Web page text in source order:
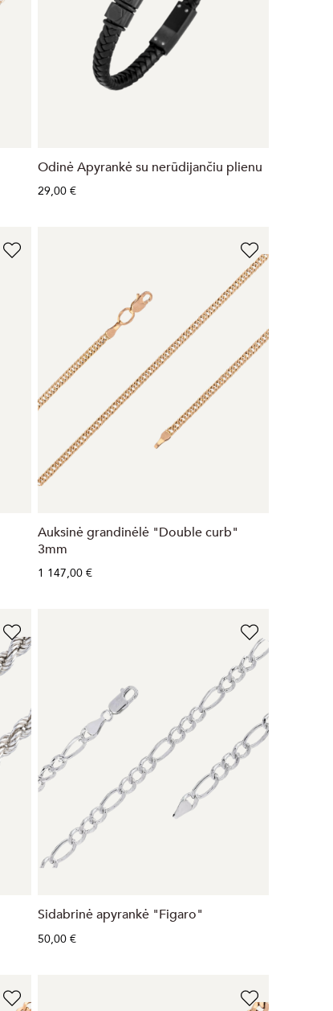
Odinė Apyrankė su nerūdijančiu plienu
29,00 €
Auksinė grandinėlė "Double curb"
3mm
1 147,00 €
Sidabrinė apyrankė "Figaro"
50,00 €